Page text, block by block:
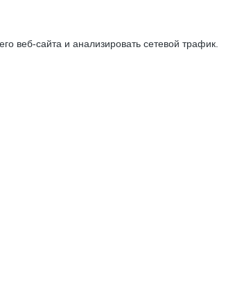
веб-сайта и анализировать сетевой трафик.